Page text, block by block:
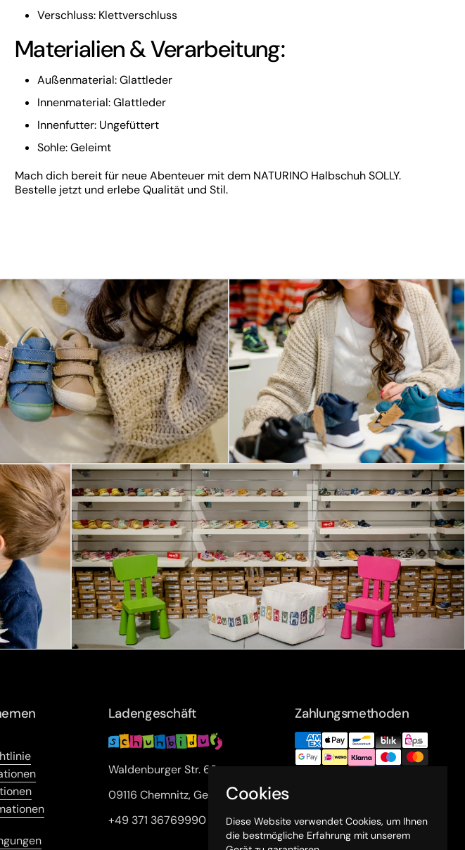
Verschluss: Klettverschluss
Materialien & Verarbeitung:
Außenmaterial: Glattleder
Innenmaterial: Glattleder
Innenfutter: Ungefüttert
Sohle: Geleimt
Mach dich bereit für neue Abenteuer mit dem NATURINO Halbschuh SOLLY.
Bestelle jetzt und erlebe Qualität und Stil.
Ladengeschäft
Waldenburger Str. 63a
09116 Chemnitz, Germany
+49 371 36769990
Zahlungsmethoden
Cookies
Diese Website verwendet Cookies, um Ihnen
die bestmögliche Erfahrung mit unserem